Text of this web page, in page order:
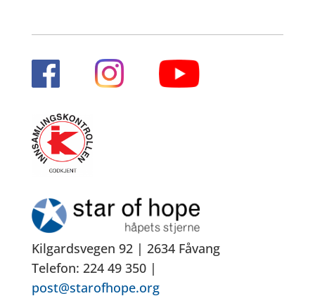
Kilgardsvegen 92 | 2634 Fåvang
Telefon: 224 49 350 |
post@starofhope.org